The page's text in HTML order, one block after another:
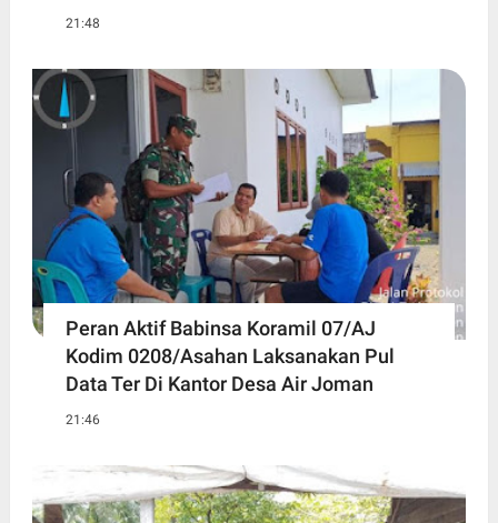
21:48
Peran Aktif Babinsa Koramil 07/AJ
Kodim 0208/Asahan Laksanakan Pul
Data Ter Di Kantor Desa Air Joman
21:46